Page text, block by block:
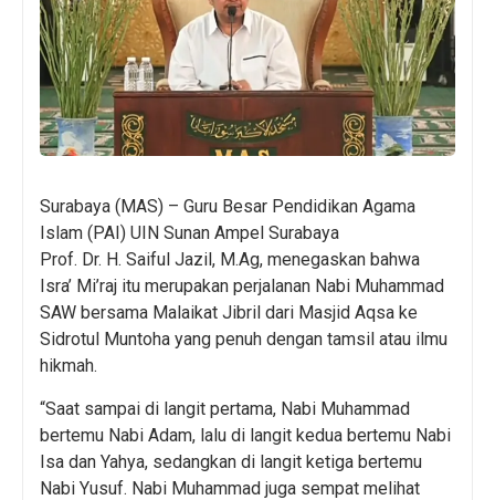
Surabaya (MAS) – Guru Besar Pendidikan Agama
Islam (PAI) UIN Sunan Ampel Surabaya
Prof. Dr. H. Saiful Jazil, M.Ag, menegaskan bahwa
Isra’ Mi’raj itu merupakan perjalanan Nabi Muhammad
SAW bersama Malaikat Jibril dari Masjid Aqsa ke
Sidrotul Muntoha yang penuh dengan tamsil atau ilmu
hikmah.
“Saat sampai di langit pertama, Nabi Muhammad
bertemu Nabi Adam, lalu di langit kedua bertemu Nabi
Isa dan Yahya, sedangkan di langit ketiga bertemu
Nabi Yusuf. Nabi Muhammad juga sempat melihat